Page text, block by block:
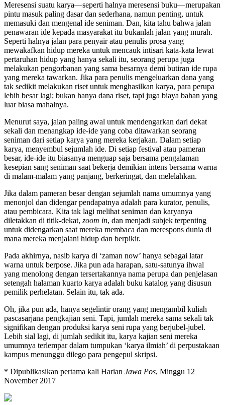
Meresensi suatu karya—seperti halnya meresensi buku—merupakan
pintu masuk paling dasar dan sederhana, namun penting, untuk
memasuki dan mengenal ide seniman. Dan, kita tahu bahwa jalan
penawaran ide kepada masyarakat itu bukanlah jalan yang murah.
Seperti halnya jalan para penyair atau penulis prosa yang
mewakafkan hidup mereka untuk mencauk intisari kata-kata lewat
pertaruhan hidup yang hanya sekali itu, seorang perupa juga
melakukan pengorbanan yang sama besarnya demi butiran ide rupa
yang mereka tawarkan. Jika para penulis mengeluarkan dana yang
tak sedikit melakukan riset untuk menghasilkan karya, para perupa
lebih besar lagi; bukan hanya dana riset, tapi juga biaya bahan yang
luar biasa mahalnya.
Menurut saya, jalan paling awal untuk mendengarkan dari dekat
sekali dan menangkap ide-ide yang coba ditawarkan seorang
seniman dari setiap karya yang mereka kerjakan. Dalam setiap
karya, menyembul sejumlah ide. Di setiap festival atau pameran
besar, ide-ide itu biasanya menguap saja bersama pengalaman
kesepian sang seniman saat bekerja demikian intens bersama warna
di malam-malam yang panjang, berkeringat, dan melelahkan.
Jika dalam pameran besar dengan sejumlah nama umumnya yang
menonjol dan didengar pendapatnya adalah para kurator, penulis,
atau pembicara. Kita tak lagi melihat seniman dan karyanya
diletakkan di titik-dekat, zoom in, dan menjadi subjek terpenting
untuk didengarkan saat mereka membaca dan merespons dunia di
mana mereka menjalani hidup dan berpikir.
Pada akhirnya, nasib karya di ‘zaman now’ hanya sebagai latar
warna untuk berpose. Jika pun ada harapan, satu-satunya ihwal
yang menolong dengan tersertakannya nama perupa dan penjelasan
setengah halaman kuarto karya adalah buku katalog yang disusun
pemilik perhelatan. Selain itu, tak ada.
Oh, jika pun ada, hanya segelintir orang yang mengambil kuliah
pascasarjana pengkajian seni. Tapi, jumlah mereka sama sekali tak
signifikan dengan produksi karya seni rupa yang berjubel-jubel.
Lebih sial lagi, di jumlah sedikit itu, karya kajian seni mereka
umumnya terlempar dalam tumpukan ‘karya ilmiah’ di perpustakaan
kampus menunggu dilego para pengepul skripsi.
* Dipublikasikan pertama kali Harian Jawa Pos, Minggu 12
November 2017